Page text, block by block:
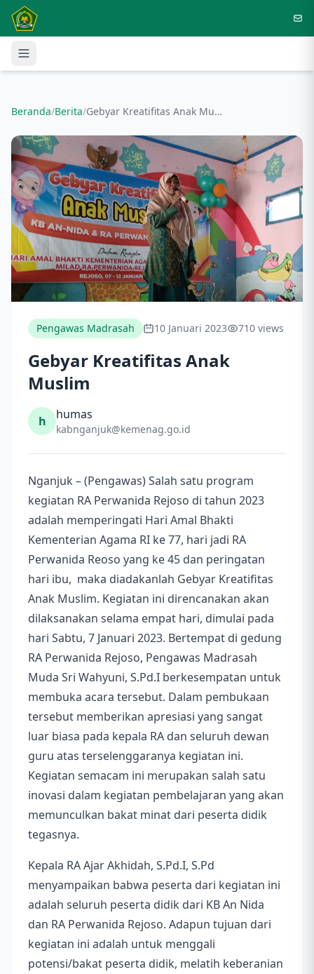
Langsung ke konten utama
Beranda/Berita/ Gebyar Kreatifitas Anak Muslim
Pengawas Madrasah 10 Januari 2023 710 views
Gebyar Kreatifitas Anak
Muslim
h humas
kabnganjuk@kemenag.go.id
Nganjuk – (Pengawas) Salah satu program
kegiatan RA Perwanida Rejoso di tahun 2023
adalah memperingati Hari Amal Bhakti
Kementerian Agama RI ke 77, hari jadi RA
Perwanida Reoso yang ke 45 dan peringatan
hari ibu, maka diadakanlah Gebyar Kreatifitas
Anak Muslim. Kegiatan ini direncanakan akan
dilaksanakan selama empat hari, dimulai pada
hari Sabtu, 7 Januari 2023. Bertempat di gedung
RA Perwanida Rejoso, Pengawas Madrasah
Muda Sri Wahyuni, S.Pd.I berkesempatan untuk
membuka acara tersebut. Dalam pembukaan
tersebut memberikan apresiasi yang sangat
luar biasa pada kepala RA dan seluruh dewan
guru atas terselenggaranya kegiatan ini.
Kegiatan semacam ini merupakan salah satu
inovasi dalam kegiatan pembelajaran yang akan
memunculkan bakat minat dari peserta didik
tegasnya.
Kepala RA Ajar Akhidah, S.Pd.I, S.Pd
menyampaikan babwa peserta dari kegiatan ini
adalah seluruh peserta didik dari KB An Nida
dan RA Perwanida Rejoso. Adapun tujuan dari
kegiatan ini adalah untuk menggali
potensi/bakat peserta didik, melatih keberanian